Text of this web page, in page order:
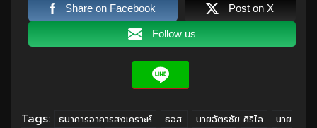
Share on Facebook Post on X
Follow us
Tags: ธนาคารอาคารสงเคราะห์ ธอส. นายฉัตรชัย ศิริไล
นาย